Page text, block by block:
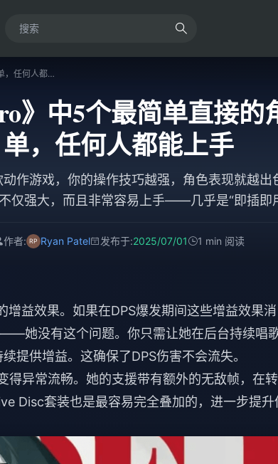
《Zenless Zone Zero》中5个最简单直接的角色——如此简单，任何人都能上手
》中5个最简单直接
单，任何人都能上手
作游戏，你的操作技巧越强，角色表现就越出
仅强大，而且非常容易上手——几乎是“即插即
作者: Ryan Patel 发布于:2025/07/01 1 min 阅读
益效果。如果在DPS爆发期间这些增益效果消
她没有这个问题。你只需让她在后台持续唱
提供增益。这确保了DPS伤害不会流失。
异常流畅。她的支援带有额外的无敌帧，在
Disc套装也是最容易完全叠加的，进一步提升